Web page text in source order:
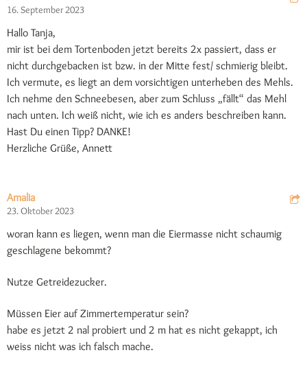
16. September 2023
Hallo Tanja,
mir ist bei dem Tortenboden jetzt bereits 2x passiert, dass er
nicht durchgebacken ist bzw. in der Mitte fest/ schmierig bleibt.
Ich vermute, es liegt an dem vorsichtigen unterheben des Mehls.
Ich nehme den Schneebesen, aber zum Schluss „fällt“ das Mehl
nach unten. Ich weiß nicht, wie ich es anders beschreiben kann.
Hast Du einen Tipp? DANKE!
Herzliche Grüße, Annett
Amalia
23. Oktober 2023
woran kann es liegen, wenn man die Eiermasse nicht schaumig
geschlagene bekommt?
Nutze Getreidezucker.
Müssen Eier auf Zimmertemperatur sein?
habe es jetzt 2 nal probiert und 2 m hat es nicht gekappt, ich
weiss nicht was ich falsch mache.